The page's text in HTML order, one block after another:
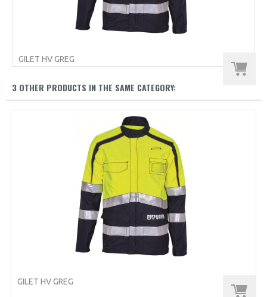
GILET HV GREG
3 OTHER PRODUCTS IN THE SAME CATEGORY:
GILET HV GREG